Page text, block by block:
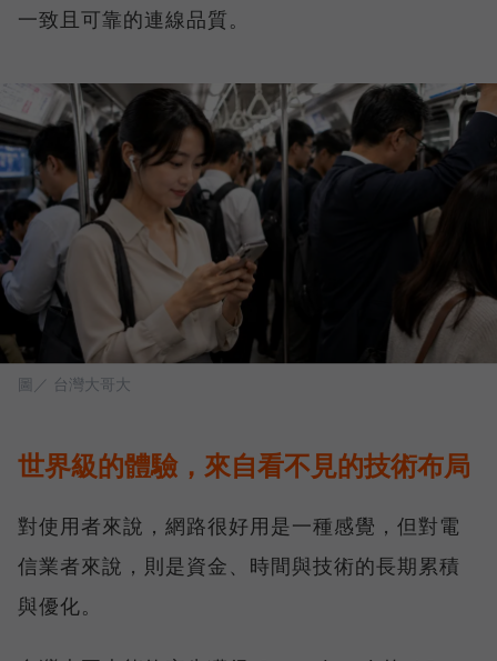
一致且可靠的連線品質。
圖／ 台灣大哥大
世界級的體驗，來自看不見的技術布局
對使用者來說，網路很好用是一種感覺，但對電
信業者來說，則是資金、時間與技術的長期累積
與優化。